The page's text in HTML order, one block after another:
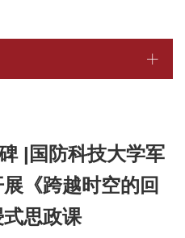
|国防科技大学军
《跨越时空的回
思政课